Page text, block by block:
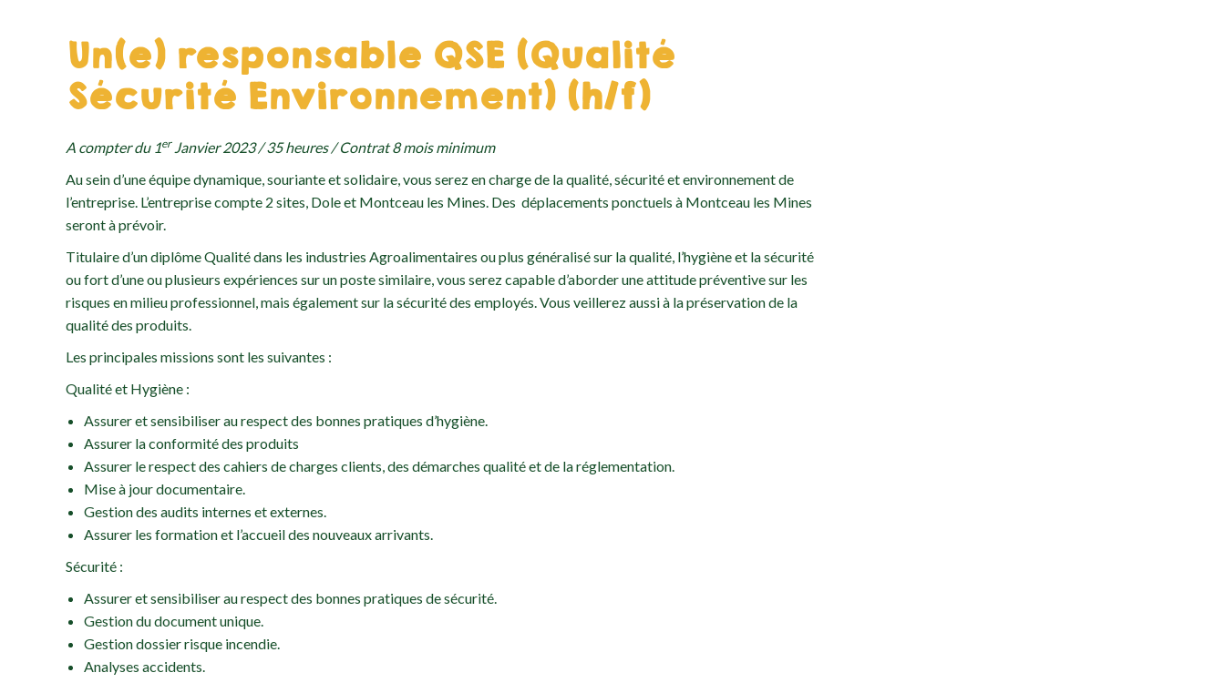
Un(e) responsable QSE (Qualité
Sécurité Environnement)(h/f)
A compter du 1erJanvier 2023 / 35 heures / Contrat 8 mois minimum
Au sein d’une équipe dynamique, souriante et solidaire, vous serez en charge de la qualité, sécurité et environnement de
l’entreprise. L’entreprise compte 2 sites, Dole et Montceau les Mines. Des déplacements ponctuels à Montceau les Mines
seront à prévoir.
Titulaire d’un diplôme Qualité dans les industries Agroalimentaires ou plus généralisé sur la qualité, l’hygiène et la sécurité
ou fort d’une ou plusieurs expériences sur un poste similaire, vous serez capable d’aborder une attitude préventive sur les
risques en milieu professionnel, mais également sur la sécurité des employés. Vous veillerez aussi à la préservation de la
qualité des produits.
Les principales missions sont les suivantes :
Qualité et Hygiène :
Assurer et sensibiliser au respect des bonnes pratiques d’hygiène.
Assurer la conformité des produits
Assurer le respect des cahiers de charges clients, des démarches qualité et de la réglementation.
Mise à jour documentaire.
Gestion des audits internes et externes.
Assurer les formation et l’accueil des nouveaux arrivants.
Sécurité :
Assurer et sensibiliser au respect des bonnes pratiques de sécurité.
Gestion du document unique.
Gestion dossier risque incendie.
Analyses accidents.